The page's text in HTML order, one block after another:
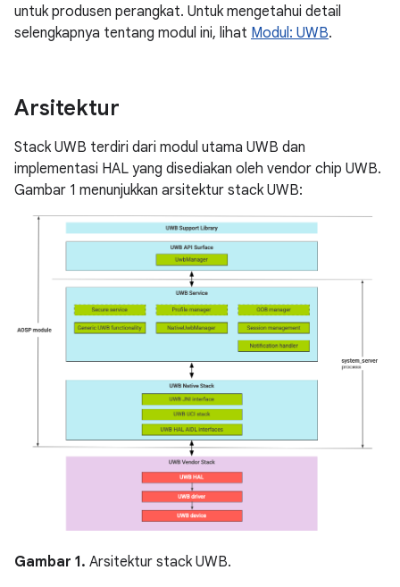
untuk produsen perangkat. Untuk mengetahui detail
selengkapnya tentang modul ini, lihat Modul: UWB.
Arsitektur
Stack UWB terdiri dari modul utama UWB dan
implementasi HAL yang disediakan oleh vendor chip UWB.
Gambar 1 menunjukkan arsitektur stack UWB:
Gambar 1. Arsitektur stack UWB.